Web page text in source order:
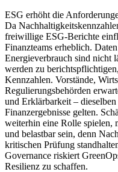
ESG erhöht die
Da
freiwillige ESG-Berichte
Finanzteams erheblich.
Energieverbrauch sind nicht
werden zu
Kennzahlen. Vorstände,
Regulierungsbehörden
und Erklärbarkeit –
Finanzergebnisse gelten.
weiterhin eine Rolle spielen,
und belastbar sein, denn
kritischen Prüfung
Governance riskiert
Resilienz zu schaffen.